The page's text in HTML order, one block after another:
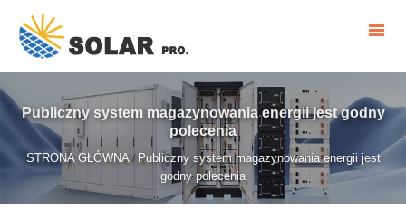
Publiczny system magazynowania energii jest godny
polecenia
STRONA GŁÓWNA/ Publiczny system magazynowania energii jest
godny polecenia